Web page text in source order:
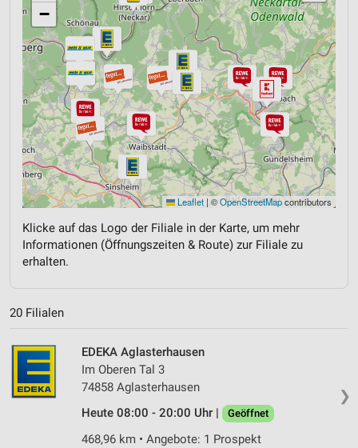
−
Leaflet | ©OpenStreetMapcontributors
Klicke auf das Logo der Filiale in der Karte, um mehr
Informationen (Öffnungszeiten & Route) zur Filiale zu
erhalten.
20 Filialen
❯
EDEKA Aglasterhausen
Im Oberen Tal 3
74858 Aglasterhausen
Heute 08:00 - 20:00 Uhr |
Geöffnet
468,96 km • Angebote: 1 Prospekt